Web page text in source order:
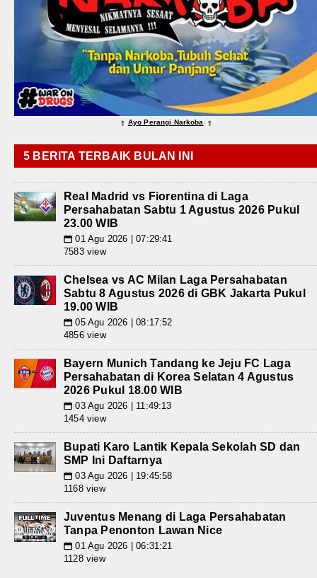
⇑ Ayo Perangi Narkoba ⇑
5 BERITA TERBAIK BULAN INI
Real Madrid vs Fiorentina di Laga
Persahabatan Sabtu 1 Agustus 2026 Pukul
23.00 WIB
📅 01 Agu 2026 | 07:29:41
7583 view
Chelsea vs AC Milan Laga Persahabatan
Sabtu 8 Agustus 2026 di GBK Jakarta Pukul
19.00 WIB
📅 05 Agu 2026 | 08:17:52
4856 view
Bayern Munich Tandang ke Jeju FC Laga
Persahabatan di Korea Selatan 4 Agustus
2026 Pukul 18.00 WIB
📅 03 Agu 2026 | 11:49:13
1454 view
Bupati Karo Lantik Kepala Sekolah SD dan
SMP Ini Daftarnya
📅 03 Agu 2026 | 19:45:58
1168 view
Juventus Menang di Laga Persahabatan
Tanpa Penonton Lawan Nice
📅 01 Agu 2026 | 06:31:21
1128 view